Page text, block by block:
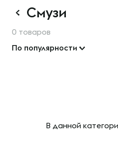
Смузи
0 товаров
По популярности
В данной